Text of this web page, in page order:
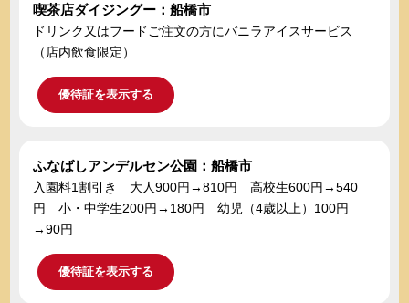
喫茶店ダイジングー：船橋市
ドリンク又はフードご注文の方にバニラアイスサービス
（店内飲食限定）
優待証を表示する
ふなばしアンデルセン公園：船橋市
入園料1割引き 大人900円→810円 高校生600円→540
円 小・中学生200円→180円 幼児（4歳以上）100円
→90円
優待証を表示する